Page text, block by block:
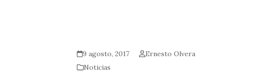
9 agosto, 2017
Ernesto Olvera
Noticias